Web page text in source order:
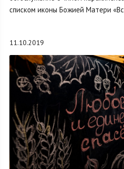
списком иконы Божией Матери
11.10.2019